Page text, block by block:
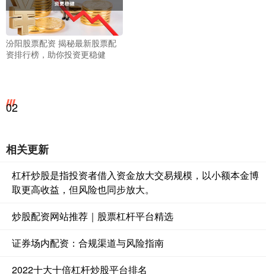
汾阳股票配资 揭秘最新股票配
资排行榜，助你投资更稳健
02
相关更新
杠杆炒股是指投资者借入资金放大交易规模，以小额本金博
取更高收益，但风险也同步放大。
炒股配资网站推荐｜股票杠杆平台精选
证券场内配资：合规渠道与风险指南
2022十大十倍杠杆炒股平台排名